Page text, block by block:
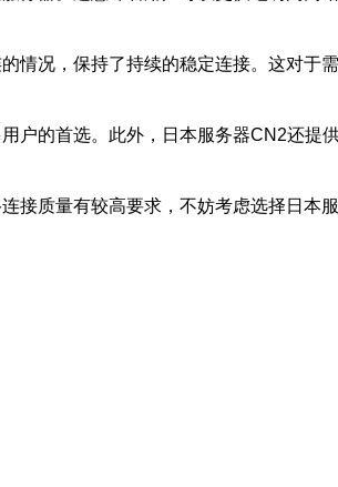
情况，保持了持续的稳定连接。这对于
户的首选。此外，日本服务器CN2还提
接质量有较高要求，不妨考虑选择日本